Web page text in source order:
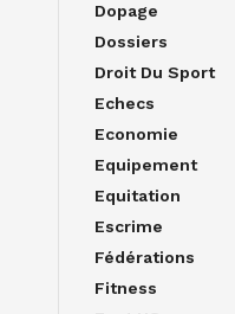
Dopage
Dossiers
Droit Du Sport
Echecs
Economie
Equipement
Equitation
Escrime
Fédérations
Fitness